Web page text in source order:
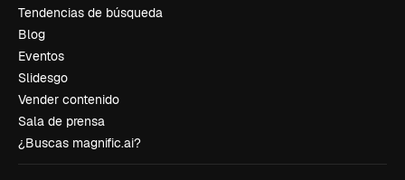
Tendencias de búsqueda
Blog
Eventos
Slidesgo
Vender contenido
Sala de prensa
¿Buscas magnific.ai?